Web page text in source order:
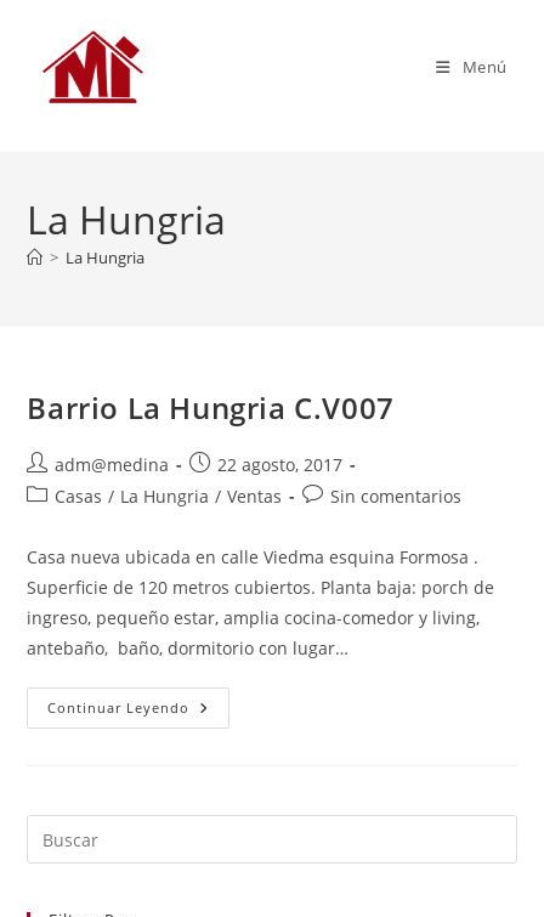
Menú
La Hungria
> La Hungria
Barrio La Hungria C.V007
adm@medina
22 agosto, 2017
Casas / La Hungria / Ventas Sin comentarios
Casa nueva ubicada en calle Viedma esquina Formosa .
Superficie de 120 metros cubiertos. Planta baja: porch de
ingreso, pequeño estar, amplia cocina-comedor y living,
antebaño, baño, dormitorio con lugar…
Continuar Leyendo